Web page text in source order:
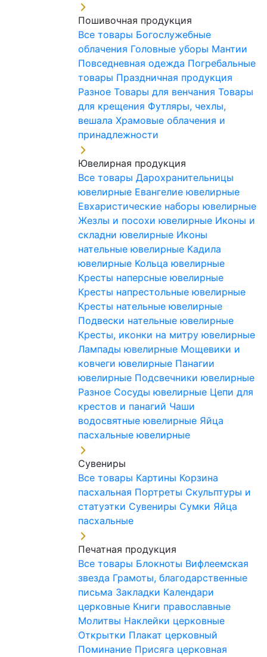
Пошивочная продукция
Все товары Богослужебные
облачения Головные уборы Мантии
Повседневная одежда Погребальные
товары Праздничная продукция
Разное Товары для венчания Товары
для крещения Футляры, чехлы,
вешала Храмовые облачения и
принадлежности
Ювелирная продукция
Все товары Дарохранительницы
ювелирные Евангелие ювелирные
Евхаристические наборы ювелирные
Жезлы и посохи ювелирные Иконы и
складни ювелирные Иконы
нательные ювелирные Кадила
ювелирные Кольца ювелирные
Кресты наперсные ювелирные
Кресты напрестольные ювелирные
Кресты нательные ювелирные
Подвески нательные ювелирные
Кресты, иконки на митру ювелирные
Лампады ювелирные Мощевики и
ковчеги ювелирные Панагии
ювелирные Подсвечники ювелирные
Разное Сосуды ювелирные Цепи для
крестов и панагий Чаши
водосвятные ювелирные Яйца
пасхальные ювелирные
Сувениры
Все товары Картины Корзина
пасхальная Портреты Скульптуры и
статуэтки Сувениры Сумки Яйца
пасхальные
Печатная продукция
Все товары Блокноты Вифлеемская
звезда Грамоты, благодарственные
письма Закладки Календари
церковные Книги православные
Молитвы Наклейки церковные
Открытки Плакат церковный
Поминание Присяга церковная